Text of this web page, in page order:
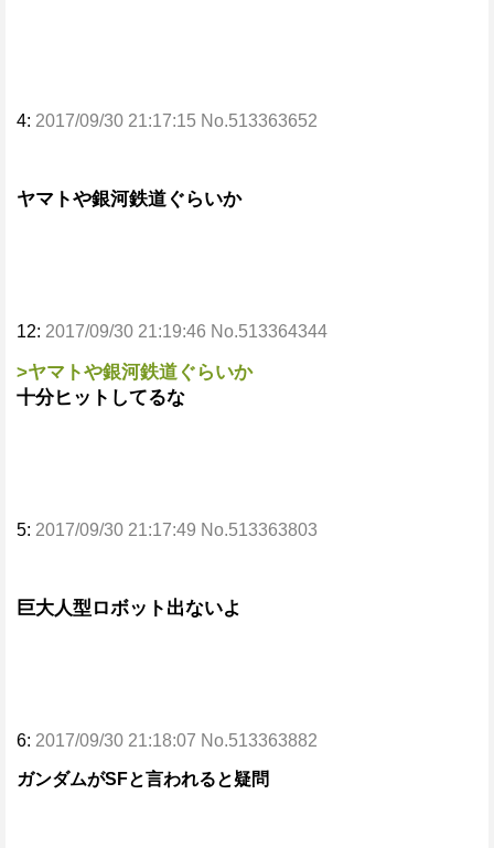
4: 2017/09/30 21:17:15 No.513363652
ヤマトや銀河鉄道ぐらいか
12: 2017/09/30 21:19:46 No.513364344
>ヤマトや銀河鉄道ぐらいか
十分ヒットしてるな
5: 2017/09/30 21:17:49 No.513363803
巨大人型ロボット出ないよ
6: 2017/09/30 21:18:07 No.513363882
ガンダムがSFと言われると疑問